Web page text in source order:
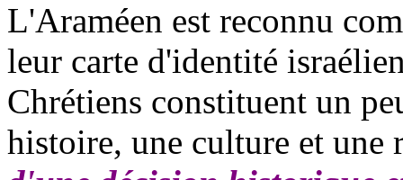
L'Araméen est reconnu
leur carte d'identité
Chrétiens constituent un
histoire, une culture et